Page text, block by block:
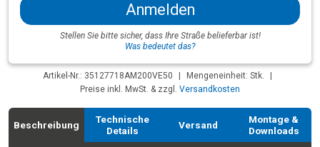
Anmelden
Stellen Sie bitte sicher, dass Ihre Straße belieferbar ist!
Was bedeutet das?
Artikel-Nr.: 35127718AM200VE50 Mengeneinheit: Stk.
Preise inkl. MwSt. & zzgl. Versandkosten
Beschreibung
Technische
Details
Versand
Montage &
Downloads